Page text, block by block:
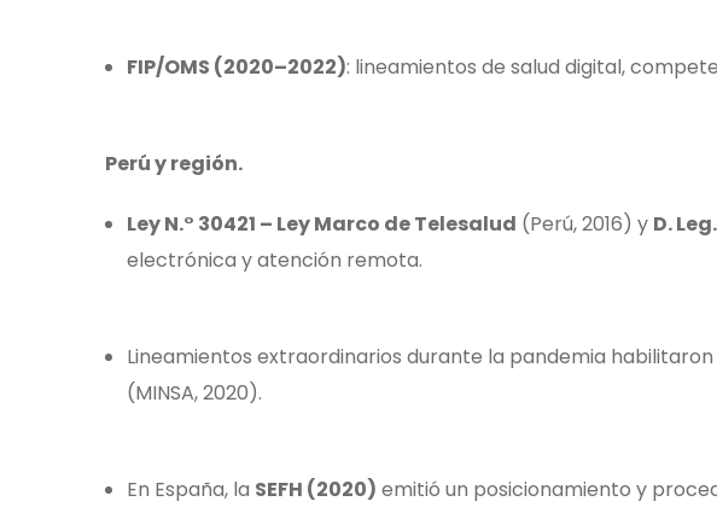
FIP/OMS (2020–2022): lineamientos de salud digital,
Perú y región.
Ley N.° 30421 – Ley Marco de Telesalud (Perú, 2016) y D.
electrónica y atención remota.
Lineamientos extraordinarios durante la pandemia habilitaron
(MINSA, 2020).
En España, la SEFH (2020) emitió un posicionamiento y